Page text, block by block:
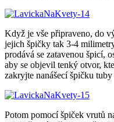
Když je vše připraveno, do
jejich špičky tak 3-4
prodává se zatavenou špicí,
aby se objevil tenký otvor,
zakryjte nanášecí špičku
Potom pomocí špiček vrutů